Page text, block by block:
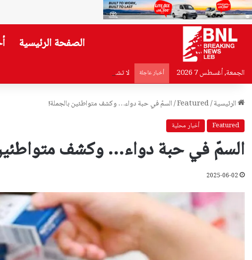
الصفحة الرئيسية
الجمعة, أغسطس 7 2026 أخبار عاجلة لا تشارك رمز OTP…تحذير من قوى الأمن
الرئيسية/
Featured
/السمّ في حبة دواء… وكشف متواطئين بالجملة!
Featured أخبار محلية
السمّ في حبة دواء… وكشف
2025-06-02